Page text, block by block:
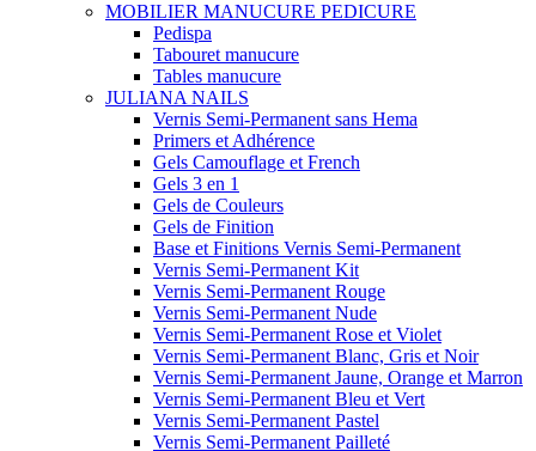
MOBILIER MANUCURE PEDICURE
Pedispa
Tabouret manucure
Tables manucure
JULIANA NAILS
Vernis Semi-Permanent sans Hema
Primers et Adhérence
Gels Camouflage et French
Gels 3 en 1
Gels de Couleurs
Gels de Finition
Base et Finitions Vernis Semi-Permanent
Vernis Semi-Permanent Kit
Vernis Semi-Permanent Rouge
Vernis Semi-Permanent Nude
Vernis Semi-Permanent Rose et Violet
Vernis Semi-Permanent Blanc, Gris et Noir
Vernis Semi-Permanent Jaune, Orange et Marron
Vernis Semi-Permanent Bleu et Vert
Vernis Semi-Permanent Pastel
Vernis Semi-Permanent Pailleté